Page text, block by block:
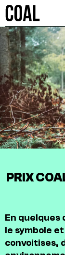
PRIX
En quelques
le symbole
convoitises,